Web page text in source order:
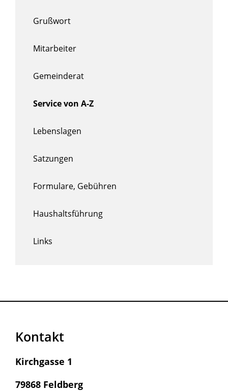
Grußwort
Mitarbeiter
Gemeinderat
Service von A-Z
Lebenslagen
Satzungen
Formulare, Gebühren
Haushaltsführung
Links
Kontakt
Kirchgasse 1
79868 Feldberg